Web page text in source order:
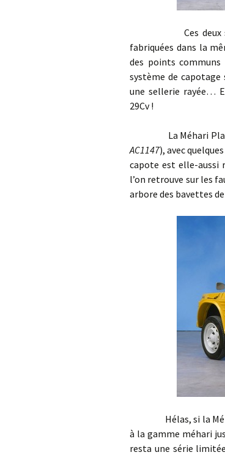
Ces deux séries
fabriquées dans la
des points
système de
une sellerie rayée…
29Cv !
La Méhari Plage
AC1147), avec
capote est elle-aussi
l’on retrouve sur les
arbore des bavettes
Hélas, si la Méhari
à la gamme méhari
resta une série